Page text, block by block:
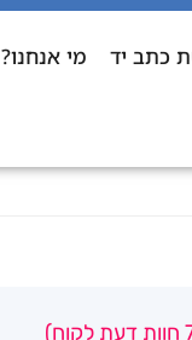
כתב יד מי אנחנו?
חוות דעת לקוח)